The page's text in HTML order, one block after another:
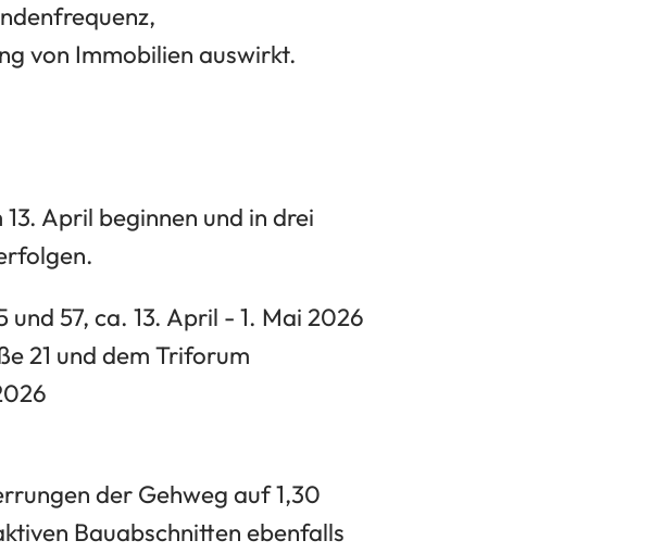
von Immobilien auswirkt.
April beginnen und in drei
57, ca. 13. April - 1. Mai 2026
21 und dem Triforum
der Gehweg auf 1,30
Bauabschnitten ebenfalls